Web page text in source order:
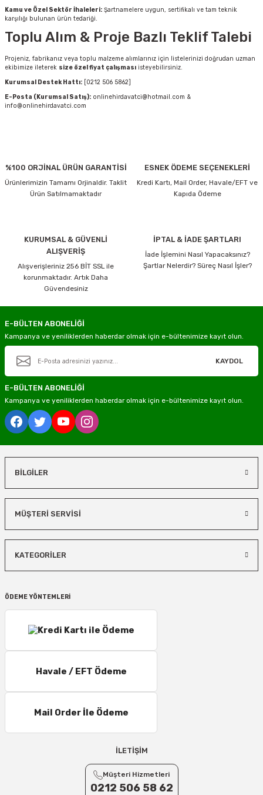
Kamu ve Özel Sektör İhaleleri: Şartnamelere uygun, sertifikalı ve tam teknik
karşılığı bulunan ürün tedariği.
Toplu Alım & Proje Bazlı Teklif Talebi
Projeniz, fabrikanız veya toplu malzeme alımlarınız için listelerinizi doğrudan uzman
ekibimize ileterek size özel fiyat çalışması isteyebilirsiniz.
Kurumsal Destek Hattı: [0212 506 5862]
E-Posta (Kurumsal Satış): onlinehirdavatci@hotmail.com &
info@onlinehirdavatci.com
%100 ORJİNAL ÜRÜN GARANTİSİ
Ürünlerimizin Tamamı Orjinaldir. Taklit
Ürün Satılmamaktadır
ESNEK ÖDEME SEÇENEKLERİ
Kredi Kartı, Mail Order, Havale/EFT ve
Kapıda Ödeme
KURUMSAL & GÜVENLİ
ALIŞVERİŞ
Alışverişleriniz 256 BİT SSL ile
korunmaktadır. Artık Daha
Güvendesiniz
İPTAL & İADE ŞARTLARI
İade İşlemini Nasıl Yapacaksınız?
Şartlar Nelerdir? Süreç Nasıl İşler?
E-BÜLTEN ABONELİĞİ
Kampanya ve yeniliklerden haberdar olmak için e-bültenimize kayıt olun.
KAYDOL
E-BÜLTEN ABONELİĞİ
Kampanya ve yeniliklerden haberdar olmak için e-bültenimize kayıt olun.
BİLGİLER
MÜŞTERİ SERVİSİ
KATEGORİLER
ÖDEME YÖNTEMLERİ
Havale / EFT Ödeme
Mail Order İle Ödeme
İLETİŞİM
Müşteri Hizmetleri
0212 506 58 62